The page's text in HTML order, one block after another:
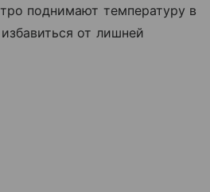
поднимают температуру в
от лишней